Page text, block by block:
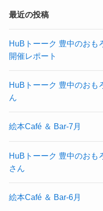
最近の投稿
HuBトーーク 豊中のおも
開催レポート
HuBトーーク 豊中のおも
ん
絵本Café ＆ Bar-7月
HuBトーーク 豊中のおも
さん
絵本Café ＆ Bar-6月